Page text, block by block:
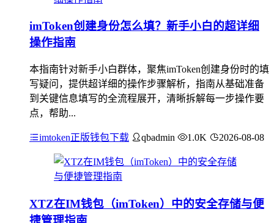
imToken创建身份怎么填？新手小白的超详细
操作指南
本指南针对新手小白群体，聚焦imToken创建身份时的填
写疑问，提供超详细的操作步骤解析，指南从基础准备
到关键信息填写的全流程展开，清晰拆解每一步操作要
点，帮助...
imtoken正版钱包下载 qbadmin 1.0K 2026-08-08
XTZ在IM钱包（imToken）中的安全存储与便
捷管理指南